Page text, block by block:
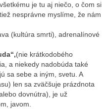
všetkému je tu aj niečo, o čom si
tiež nesprávne myslíme, že nám
(kultúra smrti), adrenalínové
(nie krátkodobého
a niekedy nadobúda také
sa sebe a iným, svetu. A
len sa zväčšuje prázdnota
dovnútra), je už
javom.